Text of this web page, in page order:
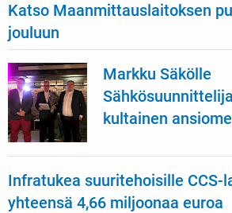
Katso Maanmittauslaitoksen
jouluun
Markku Säkölle
kultainen
Infratukea suuritehoisille CCS-
yhteensä 4,66 miljoonaa euroa